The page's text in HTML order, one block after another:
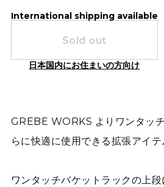
International shipping available
Sold out
日本国内にお住まいの方向け
GREBE WORKS よりワンタッ
らに快適に使用できる拡張アイテ
ワンタッチバケットラックの上